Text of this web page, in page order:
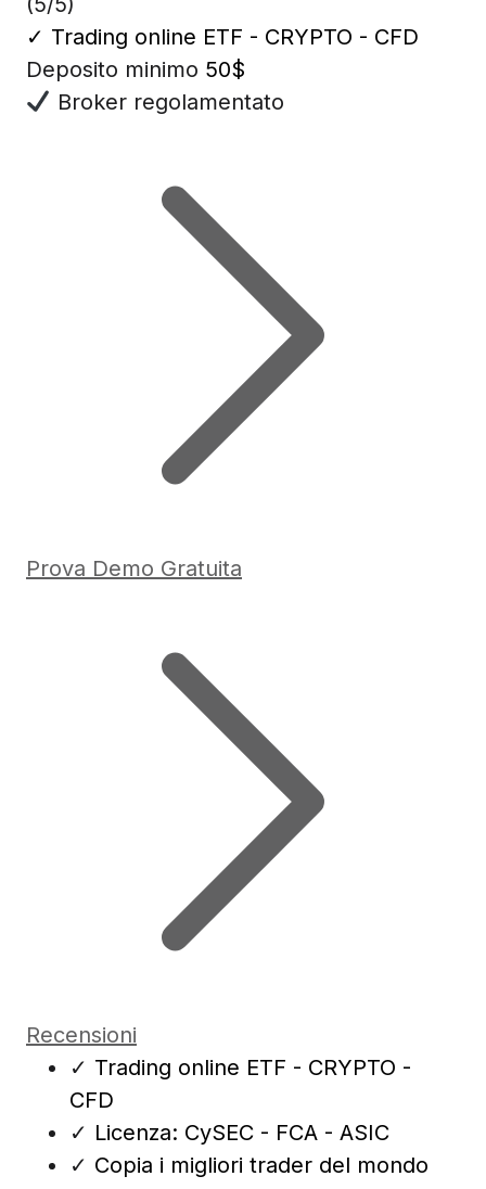
✓ Trading online ETF - CRYPTO - CFD
Deposito minimo 50$
Broker regolamentato
Prova Demo Gratuita
Recensioni
✓ Trading online ETF - CRYPTO -
CFD
✓ Licenza: CySEC - FCA - ASIC
✓ Copia i migliori trader del mondo